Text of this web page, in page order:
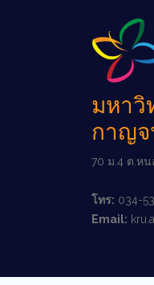
มหาวิ
กาญ
70 ม.4 ต.หน
โทร: 034-
Email: